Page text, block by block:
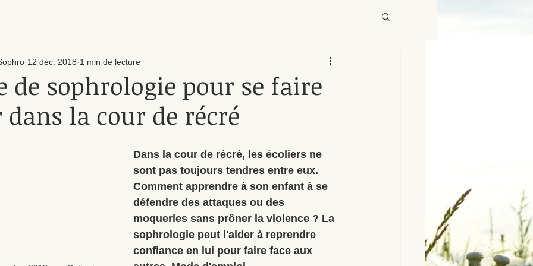
de sophrologie pour se faire
dans la cour de récré
12 déc. 2018 1 min de lecture
Dans la cour de récré, les écoliers ne
sont pas toujours tendres entre eux.
Comment apprendre à son enfant à se
défendre des attaques ou des
moqueries sans prôner la violence ? La
sophrologie peut l'aider à reprendre
confiance en lui pour faire face aux